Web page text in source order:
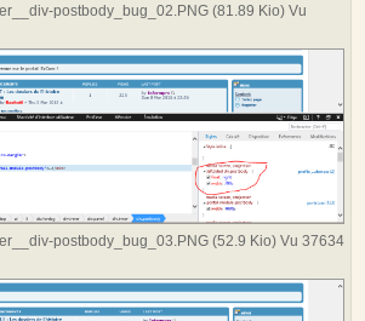
postbody_bug_02.PNG (81.89 Kio) Vu
postbody_bug_03.PNG (52.9 Kio) Vu 37634